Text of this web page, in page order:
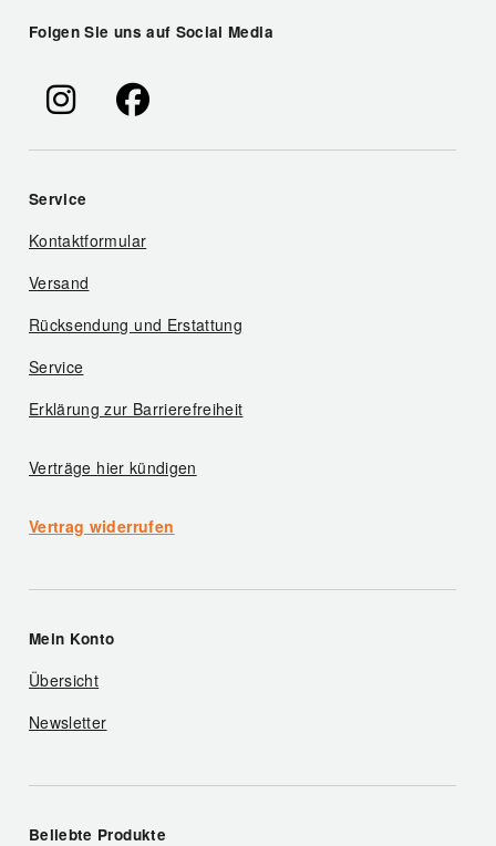
Folgen Sie uns auf Social Media
Service
Kontaktformular
Versand
Rücksendung und Erstattung
Service
Erklärung zur Barrierefreiheit
Verträge hier kündigen
Vertrag widerrufen
Mein Konto
Übersicht
Newsletter
Beliebte Produkte